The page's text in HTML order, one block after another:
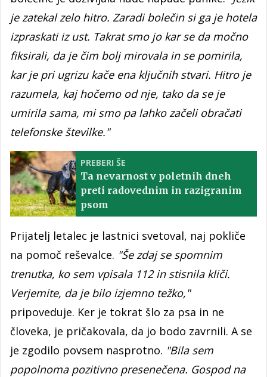
je zatekal zelo hitro. Zaradi bolečin si ga je hotela
izpraskati iz ust. Takrat smo jo kar se da močno
fiksirali, da je čim bolj mirovala in se pomirila,
kar je pri ugrizu kače ena ključnih stvari. Hitro je
razumela, kaj hočemo od nje, tako da se je
umirila sama, mi smo pa lahko začeli obračati
telefonske številke."
PREBERI ŠE
Ta nevarnost v poletnih dneh
preti radovednim in razigranim
psom
Prijatelj letalec je lastnici svetoval, naj pokliče
na pomoč reševalce. "Še zdaj se spomnim
trenutka, ko sem vpisala 112 in stisnila kliči.
Verjemite, da je bilo izjemno težko,"
pripoveduje. Ker je tokrat šlo za psa in ne
človeka, je pričakovala, da jo bodo zavrnili. A se
je zgodilo povsem nasprotno. "Bila sem
popolnoma pozitivno presenečena. Gospod na